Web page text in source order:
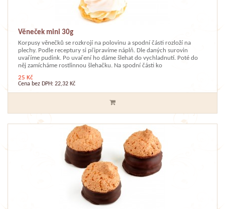
Věneček mini 30g
Korpusy věnečků se rozkrojí na polovinu a spodní části rozloží na
plechy. Podle receptury si připravíme náplň. Dle daných surovin
uvaříme pudink. Po uvaření ho dáme šlehat do vychladnutí. Poté do
něj zamícháme rostlinnou šlehačku. Na spodní části ko
25 Kč
Cena bez DPH: 22,32 Kč